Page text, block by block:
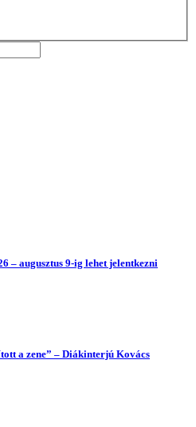
– augusztus 9-ig lehet jelentkezni
a zene” – Diákinterjú Kovács